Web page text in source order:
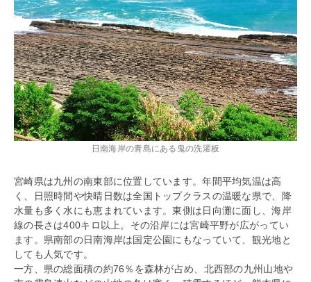
宮崎県は九州の南東部に位置しています。年間平均気温は高
く、日照時間や快晴日数は全国トップクラスの温暖な県で、降
水量も多く水にも恵まれています。東側は日向灘に面し、海岸
線の長さは400キロ以上。その沿岸には宮崎平野が広がってい
ます。県南部の日南海岸は国定公園にもなっていて、観光地と
しても人気です。
一方、県の総面積の約76％を森林が占め、北西部の九州山地や
日南海岸の青島にある鬼の洗濯板